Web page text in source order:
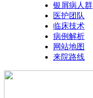
银屑病人群
医护团队
临床技术
病例解析
网站地图
来院路线